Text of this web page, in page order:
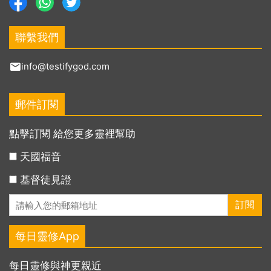
聯繫我們
info@testifygod.com
郵件訂閱
點擊訂閱 給您更多靈裡幫助
天國福音
基督徒見證
每日靈修App
每日靈修與神更親近